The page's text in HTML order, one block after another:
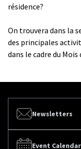
résidence?
On trouvera dans la
des principales
dans le cadre du
Newsletters
Event Calendar